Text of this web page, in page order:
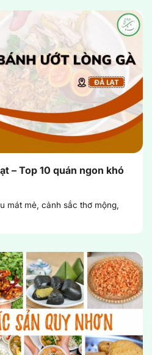
– Top 10 quán ngon khó
mát mẻ, cảnh sắc thơ mộng,